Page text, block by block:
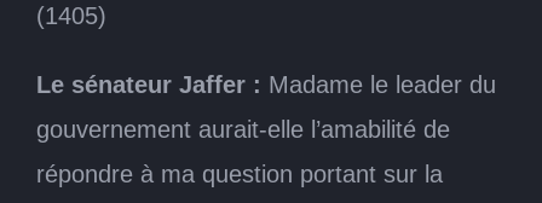
(1405)
Le sénateur Jaffer : Madame le leader du
gouvernement aurait-elle l’amabilité de
répondre à ma question portant sur la